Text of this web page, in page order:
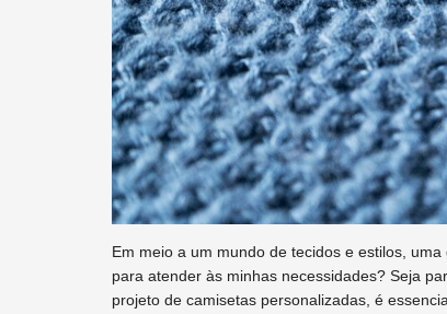
Em meio a um mundo de tecidos e estilos,
para atender às minhas necessidades? Seja
projeto de camisetas personalizadas, é